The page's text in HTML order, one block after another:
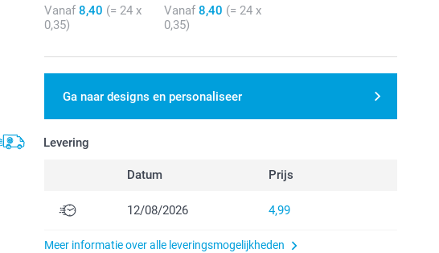
Vanaf 8,40 (= 24 x
0,35)
Vanaf 8,40 (= 24 x
0,35)
Ga naar designs en personaliseer
Levering
Datum Prijs
12/08/2026 4,99
Meer informatie over alle leveringsmogelijkheden